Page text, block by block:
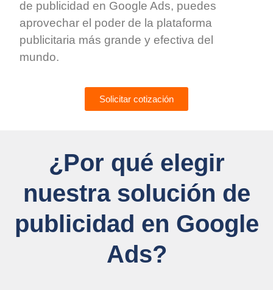
de publicidad en Google Ads, puedes
aprovechar el poder de la plataforma
publicitaria más grande y efectiva del
mundo.
Solicitar cotización
¿Por qué elegir
nuestra solución de
publicidad en Google
Ads?